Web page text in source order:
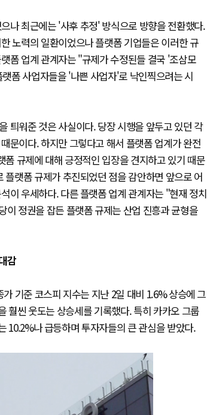
나 최근에는 '사후 추정' 방식으로 방향을 전환했다.
노력의 일환이었으나 플랫폼 기업들은 이러한 규
폼 업계 관계자는 "규제가 수정된들 결국 '조삼모
폼 사업자들을 '나쁜 사업자'로 낙인찍으려는 시
틔워준 것은 사실이다. 당장 시행을 앞두고 있던 각
문이다. 하지만 그렇다고 해서 플랫폼 업계가 완전
규제에 대해 긍정적인 입장을 견지하고 있기 때문
랫폼 규제가 추진되었던 점을 감안하면 앞으로 어
이 우세하다. 다른 플랫폼 업계 관계자는 "현재 정치
정권을 잡든 플랫폼 규제는 산업 진흥과 균형을
감
기준 코스피 지수는 지난 2일 대비 1.6% 상승에 그
훨씬 웃도는 상승세를 기록했다. 특히 카카오 그룹
10.2%나 급등하며 투자자들의 큰 관심을 받았다.